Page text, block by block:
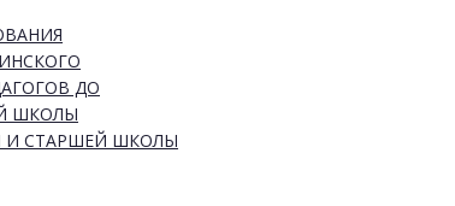
ДО
ШКОЛЫ
И СТАРШЕЙ ШКОЛЫ